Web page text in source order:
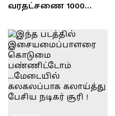
வரதட்சணை 1000
ரொக்கம் எவ்வளவு
தெரியுமா?